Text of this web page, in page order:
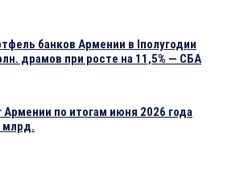
банков Армении в Iполугодии
драмов при росте на 11,5% — СБА
по итогам июня 2026 года
млрд.